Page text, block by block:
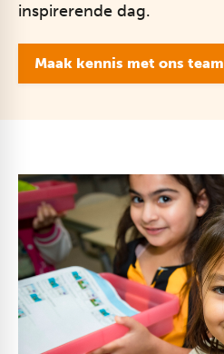
inspirerende dag.
Maak kennis met ons team